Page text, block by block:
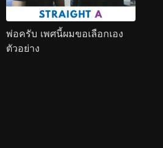
พ่อครับ เพศนี้ผมขอเลือกเอง
ตัวอย่าง